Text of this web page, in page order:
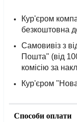
Кур'єром
безкоштовна
Самовивіз з
Пошта" (від
комісію за
Кур'єром
Способи оплати